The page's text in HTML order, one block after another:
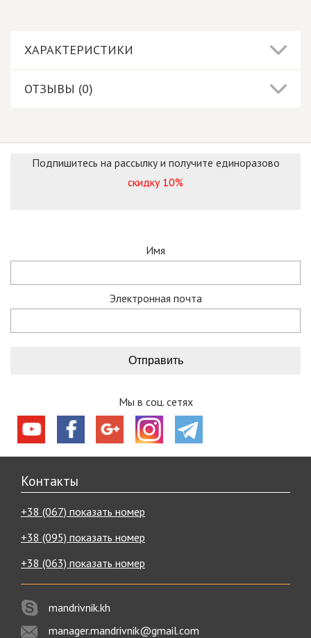
ХАРАКТЕРИСТИКИ
ОТЗЫВЫ (0)
Подпишитесь на рассылку и получите единоразово
скидку 10%
Имя
Электронная почта
Мы в соц. сетях
Контакты
+38 (067) показать номер
+38 (095) показать номер
+38 (063) показать номер
mandrivnik.kh
manager.mandrivnik@gmail.com